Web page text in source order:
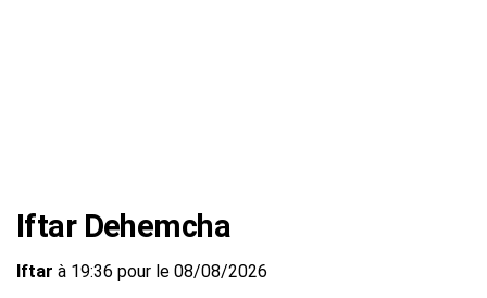
Iftar Dehemcha
Iftar à 19:36 pour le 08/08/2026